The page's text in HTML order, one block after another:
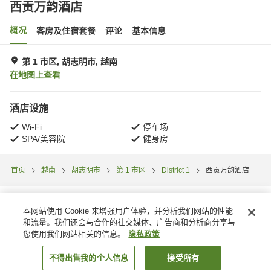
西贡万韵酒店
概况 客房及住宿套餐 评论 基本信息
第 1 市区, 胡志明市, 越南
在地图上查看
酒店设施
Wi-Fi
停车场
SPA/美容院
健身房
首页 越南 胡志明市 第 1 市区 District 1 西贡万韵酒店
搜索客房
本网站使用 Cookie 来增强用户体验，并分析我们网站的性能
和流量。我们还会与合作的社交媒体、广告商和分析商分享与
您使用我们网站相关的信息。
隐私政策
不得出售我的个人信息 接受所有